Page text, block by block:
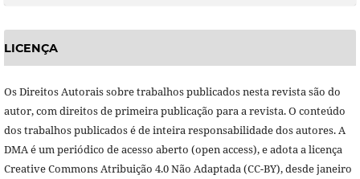
LICENÇA
Os Direitos Autorais sobre trabalhos publicados nesta revista são do
autor, com direitos de primeira publicação para a revista. O conteúdo
dos trabalhos publicados é de inteira responsabilidade dos autores. A
DMA é um periódico de acesso aberto (open access), e adota a licença
Creative Commons Atribuição 4.0 Não Adaptada (CC-BY), desde janeiro